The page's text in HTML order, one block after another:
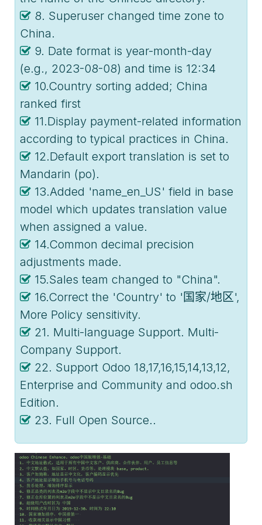
8. Superuser changed time zone to
China.
9. Date format is year-month-day
(e.g., 2023-08-08) and time is 12:34
10.Country sorting added; China
ranked first
11.Display payment-related information
according to typical practices in China.
12.Default export translation is set to
Mandarin (po).
13.Added 'name_en_US' field in base
model which updates translation value
when assigned a value.
14.Common decimal precision
adjustments made.
15.Sales team changed to "China".
16.Correct the 'Country' to '国家/地区',
More Policy sensitivity.
21. Multi-language Support. Multi-
Company Support.
22. Support Odoo 18,17,16,15,14,13,12,
Enterprise and Community and odoo.sh
Edition.
23. Full Open Source..